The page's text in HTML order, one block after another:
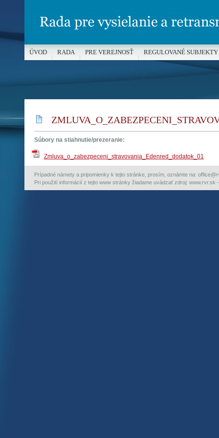
Súbory na stiahnutie/prezeranie:
Zmluva_o_zabezpeceni_stravovania_Edenred_dodatok_01
Prípadné námety a pripomienky k tejto stránke, prosím, oznámte na:
Pri použití informácií z tejto www stránky žiadame uvádzať zdroj: www.rvr.sk
ÚVOD RADA PRE VEREJNOSŤ REGULOVANÉ SUBJEKTY